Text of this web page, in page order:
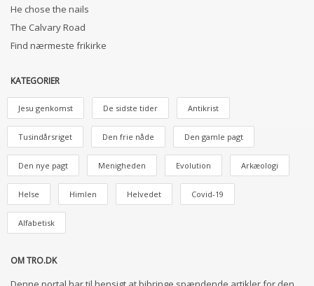
He chose the nails
The Calvary Road
Find nærmeste frikirke
KATEGORIER
Jesu genkomst De sidste tider Antikrist
Tusindårsriget Den frie nåde Den gamle pagt
Den nye pagt Menigheden Evolution Arkæologi
Helse Himlen Helvedet Covid-19
Alfabetisk
OM TRO.DK